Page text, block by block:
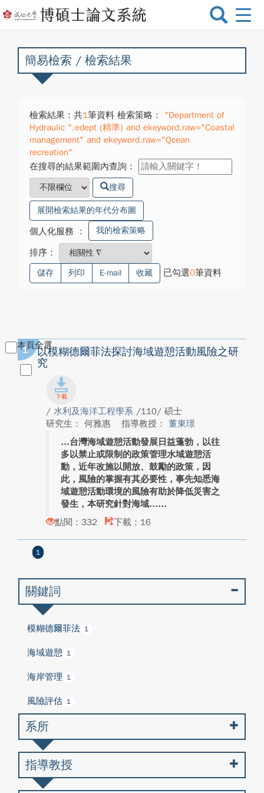
選
換
簡易檢索 / 檢索結果
檢索結果：共1筆資料 檢索策略：
"Department of
Hydraulic ".edept (精準) and ekeyword.raw="Coastal
management" and ekeyword.raw="Qcean
recreation"
在搜尋的結果範圍內查詢：
搜尋
展開檢索結果的年代分布圖
個人化服務 ： 我的檢索策略
排序：
儲存 列印 E-mail 收藏 已勾選0筆資料
本頁全選
1
以模糊德爾菲法探討海域遊憩活動風險之研
究
/ 水利及海洋工程學系 /110/ 碩士
研究生： 何雅惠
指導教授： 董東璟
台灣海域遊憩活動發展日益蓬勃，以往
多以禁止或限制的政策管理水域遊憩活
動，近年改施以開放、鼓勵的政策，因
此，風險的掌握有其必要性，事先知悉海
域遊憩活動環境的風險有助於降低災害之
發生，本研究針對海域...
點閱：332
下載：16
1
關鍵詞
模糊德爾菲法 1
海域遊憩 1
海岸管理 1
風險評估 1
系所
指導教授